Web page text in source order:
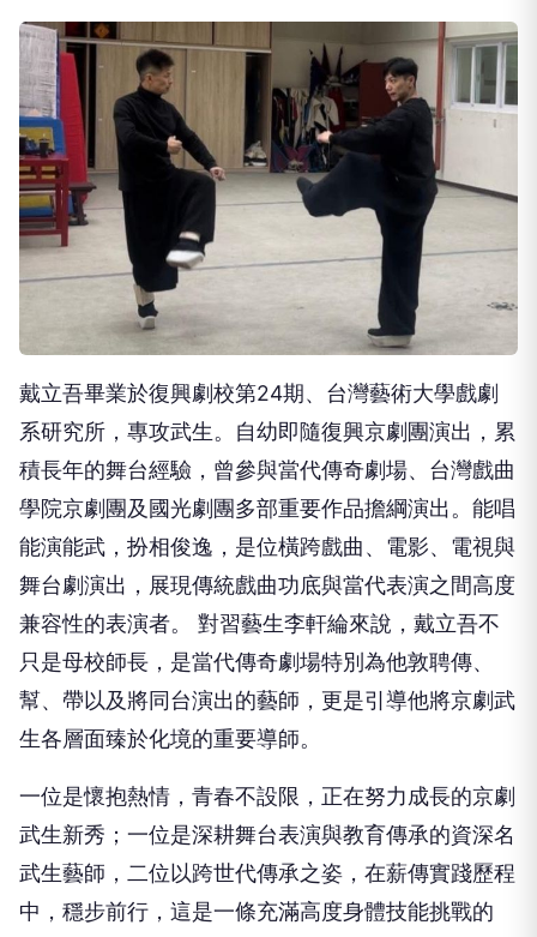
戴立吾畢業於復興劇校第24期、台灣藝術大學戲劇
系研究所，專攻武生。自幼即隨復興京劇團演出，累
積長年的舞台經驗，曾參與當代傳奇劇場、台灣戲曲
學院京劇團及國光劇團多部重要作品擔綱演出。能唱
能演能武，扮相俊逸，是位橫跨戲曲、電影、電視與
舞台劇演出，展現傳統戲曲功底與當代表演之間高度
兼容性的表演者。 對習藝生李軒綸來說，戴立吾不
只是母校師長，是當代傳奇劇場特別為他敦聘傳、
幫、帶以及將同台演出的藝師，更是引導他將京劇武
生各層面臻於化境的重要導師。
一位是懷抱熱情，青春不設限，正在努力成長的京劇
武生新秀；一位是深耕舞台表演與教育傳承的資深名
武生藝師，二位以跨世代傳承之姿，在薪傳實踐歷程
中，穩步前行，這是一條充滿高度身體技能挑戰的